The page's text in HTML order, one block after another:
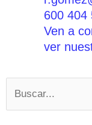
600 404
Ven a
ver